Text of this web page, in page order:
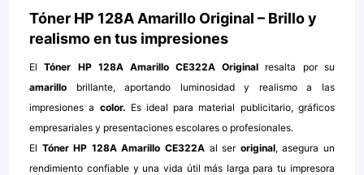
Tóner HP 128A Amarillo Original – Brillo y
realismo en tus impresiones
ElTóner HP 128A Amarillo CE322A Original resalta por su
amarillo brillante, aportando luminosidad y realismo a las
impresiones a color. Es ideal para material publicitario, gráficos
empresariales y presentaciones escolares o profesionales.
El Tóner HP 128A Amarillo CE322A al seroriginal, asegura un
rendimiento confiable y una vida útil más larga para tu impresora